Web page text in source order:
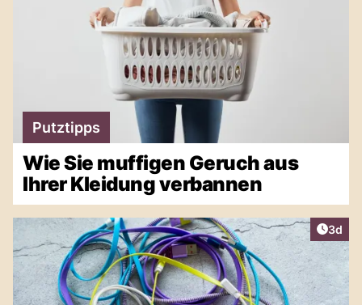
Putztipps
Wie Sie muffigen Geruch aus
Ihrer Kleidung verbannen
3d